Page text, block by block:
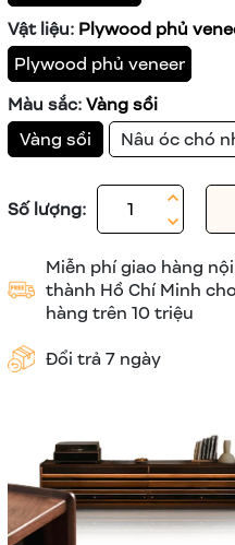
Vật liệu: Plywood phủ
Plywood phủ veneer
Màu sắc: Vàng sồi
Vàng sồi
Nâu óc chó
Số lượng:
Miễn phí giao hàng nội
thành Hồ Chí Minh
hàng trên 10 triệu
Đổi trả 7 ngày